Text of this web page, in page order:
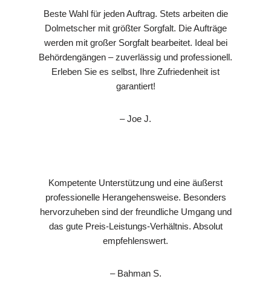
Beste Wahl für jeden Auftrag. Stets arbeiten die
Dolmetscher mit größter Sorgfalt. Die Aufträge
werden mit großer Sorgfalt bearbeitet. Ideal bei
Behördengängen – zuverlässig und professionell.
Erleben Sie es selbst, Ihre Zufriedenheit ist
garantiert!
– Joe J.
Kompetente Unterstützung und eine äußerst
professionelle Herangehensweise. Besonders
hervorzuheben sind der freundliche Umgang und
das gute Preis-Leistungs-Verhältnis. Absolut
empfehlenswert.
– Bahman S.